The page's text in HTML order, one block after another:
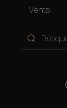
Venta